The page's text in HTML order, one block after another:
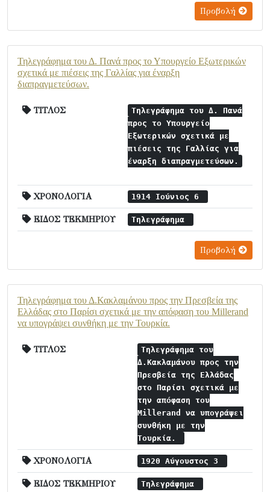
Προβολή
Τηλεγράφημα του Δ. Πανά προς το Υπουργείο Εξωτερικών
σχετικά με πιέσεις της Γαλλίας για έναρξη
διαπραγμετεύσων.
ΤΙΤΛΟΣ
Τηλεγράφημα του Δ. Πανά
προς το Υπουργείο
Εξωτερικών σχετικά με
πιέσεις της Γαλλίας για
έναρξη διαπραγμετεύσων.
ΧΡΟΝΟΛΟΓΙΑ 1914 Ιούνιος 6
ΕΙΔΟΣ ΤΕΚΜΗΡΙΟΥ Τηλεγράφημα
Προβολή
Τηλεγράφημα του Δ.Κακλαμάνου προς την Πρεσβεία της
Ελλάδας στο Παρίσι σχετικά με την απόφαση του Millerand
να υπογράψει συνθήκη με την Τουρκία.
ΤΙΤΛΟΣ
Τηλεγράφημα του
Δ.Κακλαμάνου προς την
Πρεσβεία της Ελλάδας
στο Παρίσι σχετικά με
την απόφαση του
Millerand να υπογράψει
συνθήκη με την
Τουρκία.
ΧΡΟΝΟΛΟΓΙΑ 1920 Αύγουστος 3
ΕΙΔΟΣ ΤΕΚΜΗΡΙΟΥ Τηλεγράφημα